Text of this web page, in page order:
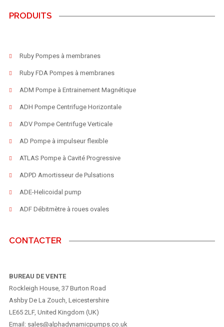
PRODUITS
Ruby Pompes à membranes
Ruby FDA Pompes à membranes
ADM Pompe à Entrainement Magnétique
ADH Pompe Centrifuge Horizontale
ADV Pompe Centrifuge Verticale
AD Pompe à impulseur flexible
ATLAS Pompe à Cavité Progressive
ADPD Amortisseur de Pulsations
ADE-Helicoidal pump
ADF Débitmètre à roues ovales
CONTACTER
BUREAU DE VENTE
Rockleigh House, 37 Burton Road
Ashby De La Zouch, Leicestershire
LE65 2LF, United Kingdom (UK)
Email: sales@alphadynamicpumps.co.uk